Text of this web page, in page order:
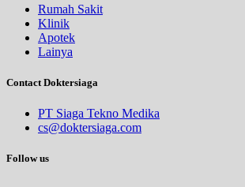
Rumah Sakit
Klinik
Apotek
Lainya
Contact Doktersiaga
PT Siaga Tekno Medika
cs@doktersiaga.com
Follow us